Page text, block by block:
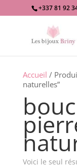
+337 81 92
Accueil /
naturelles”
Voici le seul